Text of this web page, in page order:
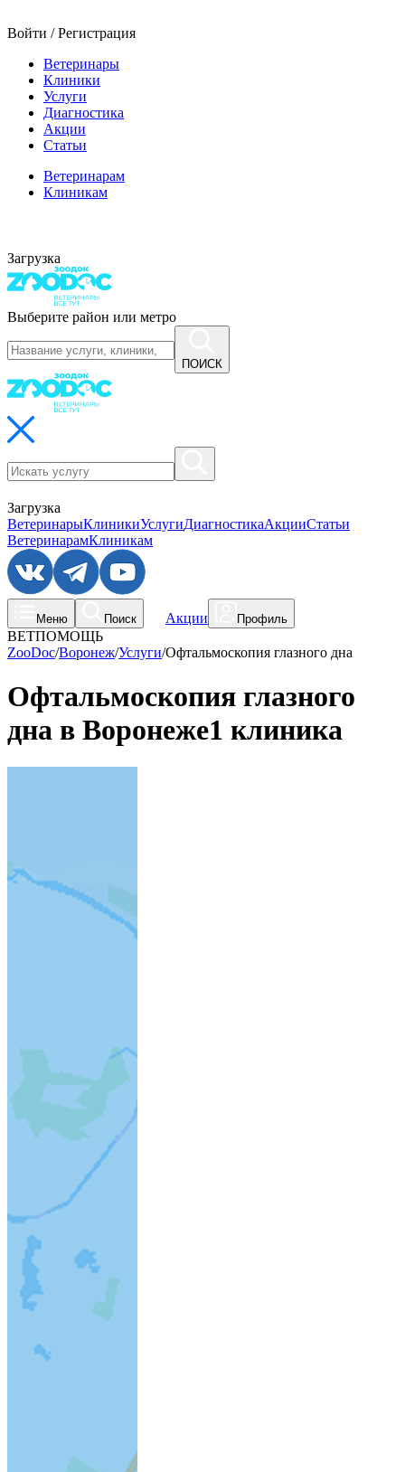
Войти / Регистрация
Ветеринары
Клиники
Услуги
Диагностика
Акции
Статьи
Ветеринарам
Клиникам
Загрузка
Выберите район или метро
ПОИСК
Загрузка
ВетеринарыКлиникиУслугиДиагностикаАкцииСтатьи
ВетеринарамКлиникам
Меню Поиск Акции Профиль
ВЕТПОМОЩЬ
ZooDoc/Воронеж/Услуги/Офтальмоскопия глазного дна
Офтальмоскопия глазного
дна в Воронеже1 клиника